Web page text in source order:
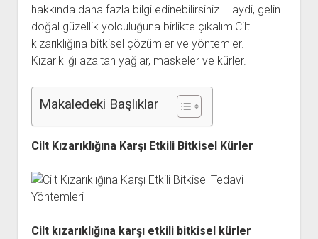
hakkında daha fazla bilgi edinebilirsiniz. Haydi, gelin
doğal güzellik yolculuğuna birlikte çıkalım!Cilt
kızarıklığına bitkisel çözümler ve yöntemler.
Kızarıklığı azaltan yağlar, maskeler ve kürler.
Makaledeki Başlıklar
Cilt Kızarıklığına Karşı Etkili Bitkisel Kürler
Cilt kızarıklığına karşı etkili bitkisel kürler